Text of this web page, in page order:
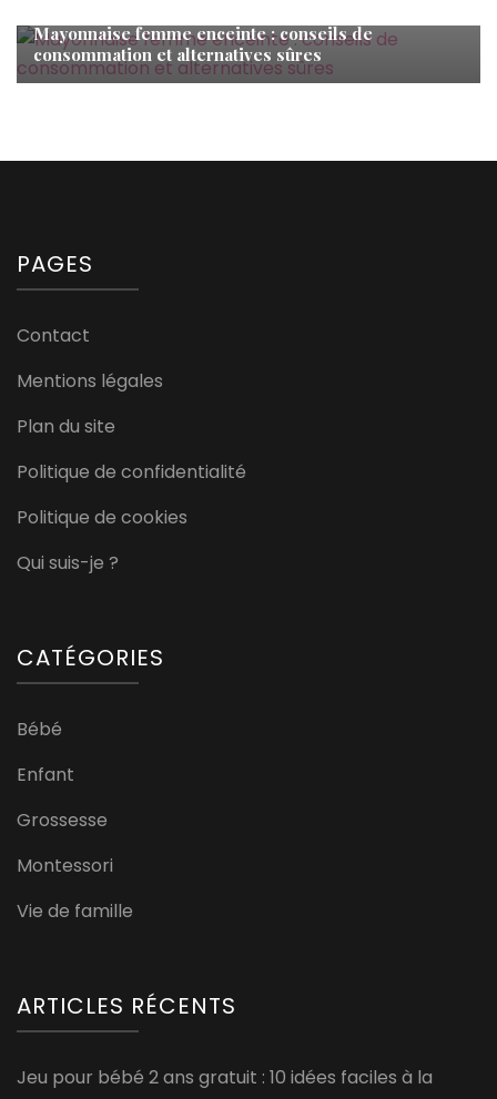
Mayonnaise femme enceinte : conseils de
consommation et alternatives sûres
PAGES
Contact
Mentions légales
Plan du site
Politique de confidentialité
Politique de cookies
Qui suis-je ?
CATÉGORIES
Bébé
Enfant
Grossesse
Montessori
Vie de famille
ARTICLES RÉCENTS
Jeu pour bébé 2 ans gratuit : 10 idées faciles à la